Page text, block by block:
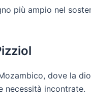
più ampio nel
dove la
necessità incontrate.